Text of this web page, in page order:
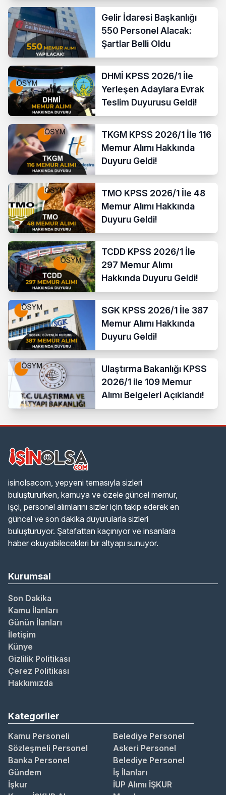
Gelir İdaresi Başkanlığı
550 Personel Alacak:
Şartlar Belli Oldu
DHMİ KPSS 2026/1 İle
Yerleşen Adaylara Evrak
Teslim Duyurusu Geldi!
TKGM KPSS 2026/1 İle 116
Memur Alımı Hakkında
Duyuru Geldi!
TMO KPSS 2026/1 İle 48
Memur Alımı Hakkında
Duyuru Geldi!
TCDD KPSS 2026/1 İle
297 Memur Alımı
Hakkında Duyuru Geldi!
SGK KPSS 2026/1 İle 387
Memur Alımı Hakkında
Duyuru Geldi!
Ulaştırma Bakanlığı KPSS
2026/1 ile 109 Memur
Alımı Belgeleri Açıklandı!
isinolsacom, yepyeni temasıyla sizleri
buluştururken, kamuya ve özele güncel memur,
işçi, personel alımlarını sizler için takip ederek en
güncel ve son dakika duyurularla sizleri
buluşturuyor. Şatafattan kaçınıyor ve insanlara
haber okuyabilecekleri bir altyapı sunuyor.
Kurumsal
Son Dakika
Kamu İlanları
Günün İlanları
İletişim
Künye
Gizlilik Politikası
Çerez Politikası
Hakkımızda
Kategoriler
Kamu Personeli
Belediye Personel
Sözleşmeli Personel
Askeri Personel
Banka Personel
Belediye Personel
Gündem
İş İlanları
İşkur
İUP Alımı İŞKUR